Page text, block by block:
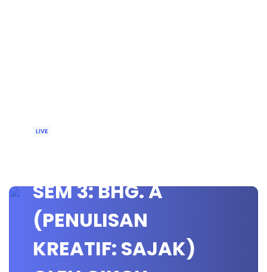
LIVE
SEM 3: BHG. A
(PENULISAN
KREATIF: SAJAK)